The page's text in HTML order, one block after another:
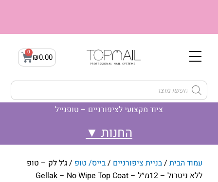
₪0.00
0
עגלת
קניות
Products
search
ציוד מקצועי לציפורניים – טופנייל
עמוד הבית /בניית ציפורניים /בייס/ טופ / ג׳ל לק – טופ
ללא ניטרול – 12מ׳׳ל – Gellak – No Wipe Top Coat